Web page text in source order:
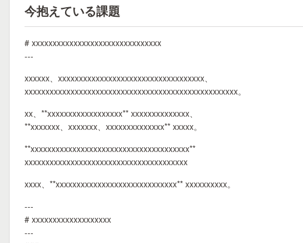
今抱えている課題
# xxxxxxxxxxxxxxxxxxxxxxxxxxxxxxx
---
xxxxxx、xxxxxxxxxxxxxxxxxxxxxxxxxxxxxxxxxxx、
xxxxxxxxxxxxxxxxxxxxxxxxxxxxxxxxxxxxxxxxxxxxxxxxxxx。
xx、**xxxxxxxxxxxxxxxxxx** xxxxxxxxxxxxxx、
**xxxxxxx、xxxxxxx、xxxxxxxxxxxxxx** xxxxx。
**xxxxxxxxxxxxxxxxxxxxxxxxxxxxxxxxxxxxxx**
xxxxxxxxxxxxxxxxxxxxxxxxxxxxxxxxxxxxxxx
xxxx、**xxxxxxxxxxxxxxxxxxxxxxxxxxxxx** xxxxxxxxxx。
---
# xxxxxxxxxxxxxxxxxxx
---